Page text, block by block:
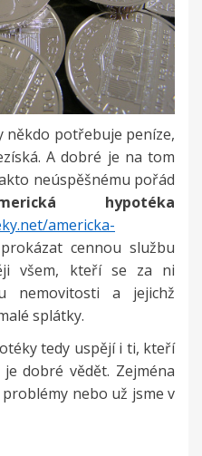
někdo potřebuje peníze,
A dobré je na tom
neúspěšnému pořád
hypotéka
americka-
cennou službu
všem, kteří se za ni
nemovitosti a jejichž
splátky.
tedy uspějí i ti, kteří
dobré vědět. Zejména
nebo už jsme v